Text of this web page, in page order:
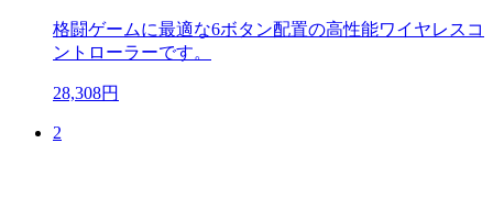
格闘ゲームに最適な6ボタン配置の高性能ワイヤレスコ
ントローラーです。
28,308円
2